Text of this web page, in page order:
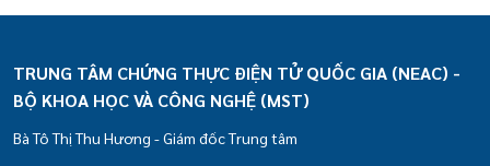
TRUNG TÂM CHỨNG THỰC ĐIỆN TỬ QUỐC GIA (NEAC) -
BỘ KHOA HỌC VÀ CÔNG NGHỆ (MST)
Bà Tô Thị Thu Hương - Giám đốc Trung tâm